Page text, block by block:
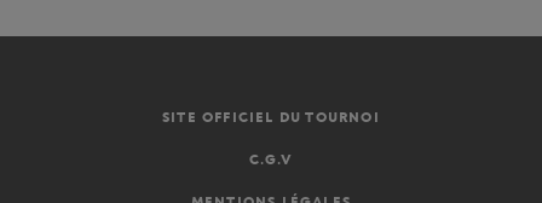
SITE OFFICIEL DU TOURNOI
C.G.V